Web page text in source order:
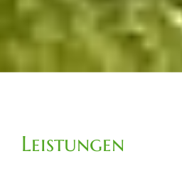
Leistungen